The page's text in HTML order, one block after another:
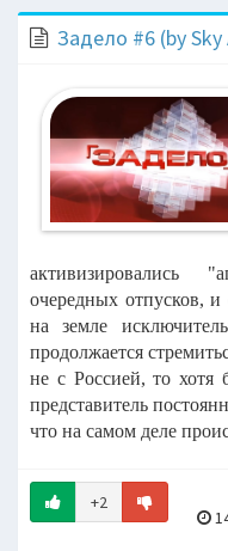
Задело #6 (by Sky
активизировались
очередных отпусков, и
на земле
продолжается
не с Россией, то
представитель
что на самом деле
+2